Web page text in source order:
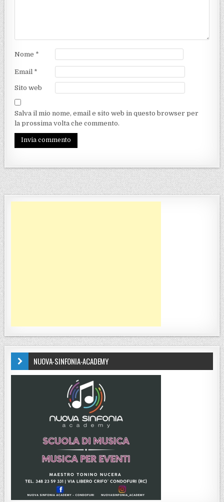
Nome *
Email *
Sito web
Salva il mio nome, email e sito web in questo browser per
la prossima volta che commento.
NUOVA-SINFONIA-ACADEMY